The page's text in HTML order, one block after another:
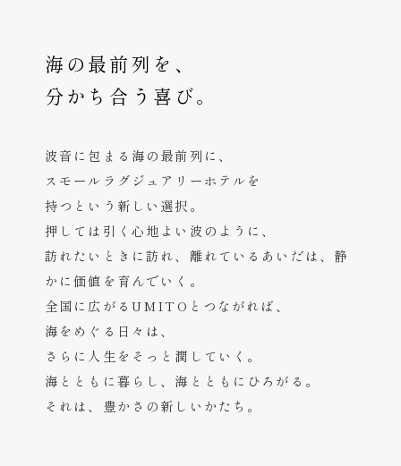
海の最前列を、
分かち合う喜び。
波音に包まる海の最前列に、
スモールラグジュアリーホテルを
持つという新しい選択。
押しては引く心地よい波のように、
訪れたいときに訪れ、 離れているあいだは、静
かに価値を育んでいく。
全国に広がるUMITOとつながれば、
海をめぐる日々は、
さらに人生をそっと潤していく。
海とともに暮らし、海とともにひろがる。
それは、豊かさの新しいかたち。